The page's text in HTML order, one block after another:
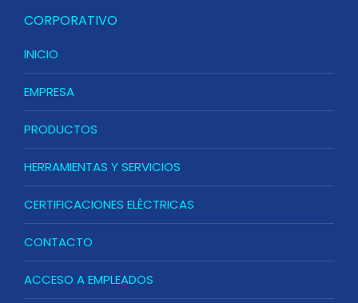
CORPORATIVO
INICIO
EMPRESA
PRODUCTOS
HERRAMIENTAS Y SERVICIOS
CERTIFICACIONES ELÉCTRICAS
CONTACTO
ACCESO A EMPLEADOS